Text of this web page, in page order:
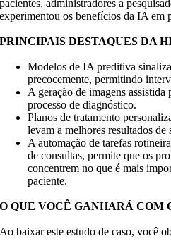
pacientes, administradores a
experimentou os benefícios da IA em
PRINCIPAIS DESTAQUES DA
Modelos de IA preditiva
precocemente, permitindo
A geração de imagens
processo de diagnóstico.
Planos de tratamento
levam a melhores resultados de
A automação de tarefas
de consultas, permite que os
concentrem no que é mais
paciente.
O QUE VOCÊ GANHARÁ COM
Ao baixar este estudo de caso, você